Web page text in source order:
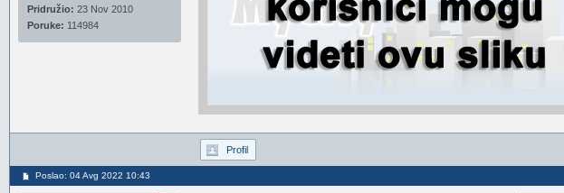
Pridružio: 23 Nov 2010
Poruke: 114984
Profil
Poslao: 04 Avg 2022 10:43